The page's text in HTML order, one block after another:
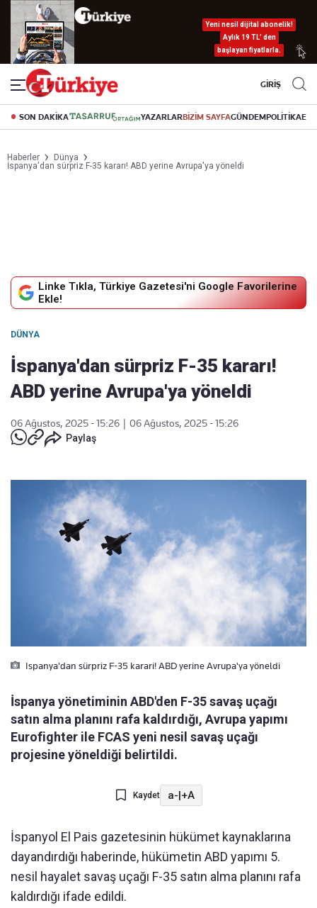
Yeni nesil dijital abonelik!
Aylık 19 TL’ den
başlayan fiyatlarla.
GİRİŞ
SON DAKİKA YAZARLARBİZİM SAYFAGÜNDEMPOLİTİKA
Haberler
Dünya
İspanya'dan sürpriz F-35 kararı! ABD yerine Avrupa'ya yöneldi
Linke Tıkla, Türkiye Gazetesi'ni Google Favorilerine
Ekle!
DÜNYA
İspanya'dan sürpriz F-35 kararı!
ABD yerine Avrupa'ya yöneldi
06 Ağustos, 2025 - 15:26
06 Ağustos, 2025 - 15:26
Paylaş
Ispanya'dan sürpriz F-35 karari! ABD yerine Avrupa'ya yöneldi
İspanya yönetiminin ABD'den F-35 savaş uçağı
satın alma planını rafa kaldırdığı, Avrupa yapımı
Eurofighter ile FCAS yeni nesil savaş uçağı
projesine yöneldiği belirtildi.
Kaydet a-|+A
İspanyol El Pais gazetesinin hükümet kaynaklarına
dayandırdığı haberinde, hükümetin ABD yapımı 5.
nesil hayalet savaş uçağı F-35 satın alma planını rafa
kaldırdığı ifade edildi.